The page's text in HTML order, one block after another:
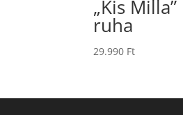
„Kis
ruha
29.990 Ft